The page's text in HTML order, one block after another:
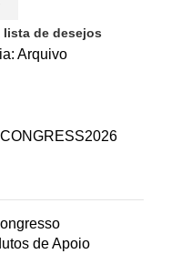
de desejos
Arquivo
de Apoio